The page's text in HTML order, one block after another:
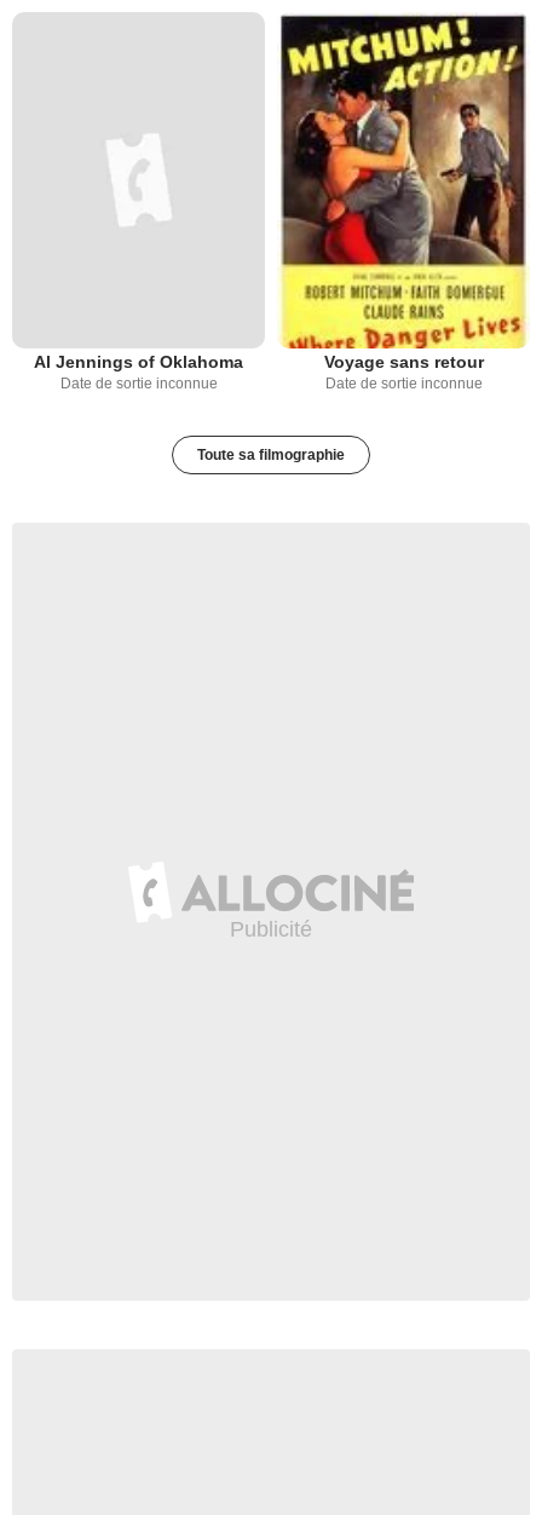
Al Jennings of Oklahoma
Date de sortie inconnue
Voyage sans retour
Date de sortie inconnue
Toute sa filmographie